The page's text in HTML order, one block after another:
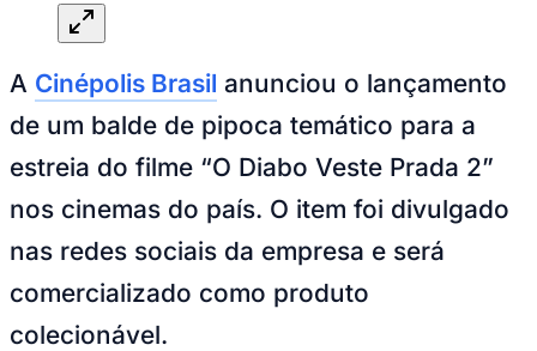
Selo Verificado
Portal Educacional
Vagas de Emprego
Concursos
Panorama Econômico
Panorama Econômico
Para Sua Empresa
Anuncie no Portal
Verificar Empresa
Anunciar VagasNovo
Publicidade Legal
A Cinépolis Brasil anunciou o lançamento
de um balde de pipoca temático para a
estreia do filme “O Diabo Veste Prada 2”
nos cinemas do país. O item foi divulgado
nas redes sociais da empresa e será
comercializado como produto
colecionável.